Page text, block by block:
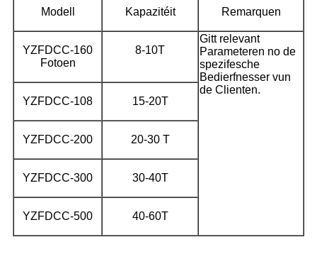
Modell Kapazitéit Remarquen
YZFDCC-160
Fotoen
8-10T
Gitt relevant
Parameteren no de
spezifesche
Bedierfnesser vun
de Clienten.
YZFDCC-108
15-20T
YZFDCC-200 20-30 T
YZFDCC-300 30-40T
YZFDCC-500 40-60T